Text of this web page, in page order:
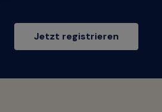
Jetzt registrieren